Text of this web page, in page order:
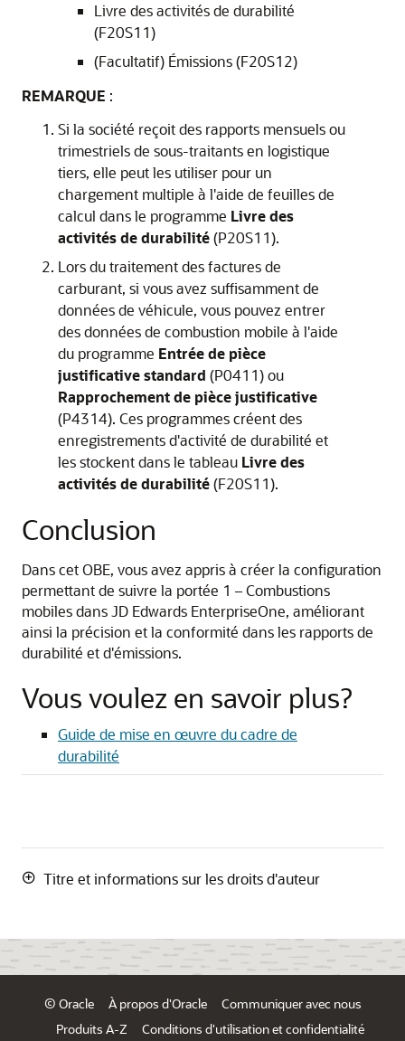
Livre des activités de durabilité
(F20S11)
(Facultatif) Émissions (F20S12)
REMARQUE :
Si la société reçoit des rapports mensuels ou
trimestriels de sous-traitants en logistique
tiers, elle peut les utiliser pour un
chargement multiple à l'aide de feuilles de
calcul dans le programme Livre des
activités de durabilité(P20S11).
Lors du traitement des factures de
carburant, si vous avez suffisamment de
données de véhicule, vous pouvez entrer
des données de combustion mobile à l'aide
du programme Entrée de pièce
justificative standard (P0411) ou
Rapprochement de pièce justificative
(P4314). Ces programmes créent des
enregistrements d'activité de durabilité et
les stockent dans le tableau Livre des
activités de durabilité(F20S11).
Conclusion
Dans cet OBE, vous avez appris à créer la configuration
permettant de suivre la portée 1 – Combustions
mobiles dans JD Edwards EnterpriseOne, améliorant
ainsi la précision et la conformité dans les rapports de
durabilité et d'émissions.
Vous voulez en savoir plus?
Guide de mise en œuvre du cadre de
durabilité
Titre et informations sur les droits d'auteur
© Oracle À propos d'Oracle
Communiquer avec nous
Produits A-Z
Conditions d'utilisation et confidentialité